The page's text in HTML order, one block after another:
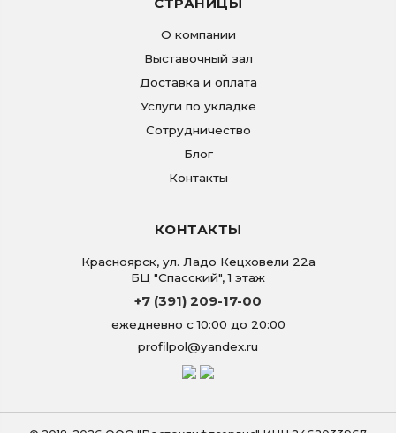
О компании
Выставочный зал
Доставка и оплата
Услуги по укладке
Сотрудничество
Блог
Контакты
КОНТАКТЫ
Красноярск, ул. Ладо Кецховели 22а
БЦ "Спасский", 1 этаж
+7 (391) 209-17-00
ежедневно с 10:00 до 20:00
profilpol@yandex.ru